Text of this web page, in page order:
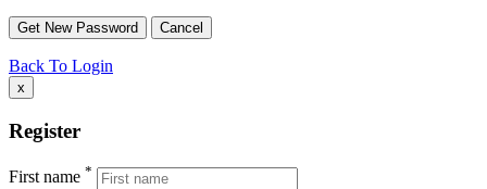
Back To Login
x
Register
First name *